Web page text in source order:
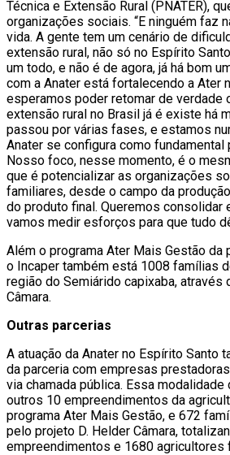
Técnica e Extensão Rural (PNATER),
organizações sociais. “E ninguém faz
vida. A gente tem um cenário de
extensão rural, não só no Espírito
um todo, e não é de agora, já há bom
com a Anater está fortalecendo a Ater
esperamos poder retomar de verdade
extensão rural no Brasil já é existe há
passou por várias fases, e estamos
Anater se configura como fundamental
Nosso foco, nesse momento, é o
que é potencializar as organizações
familiares, desde o campo da
do produto final. Queremos consolidar
vamos medir esforços para que tudo
Além o programa Ater Mais Gestão da
o Incaper também está 1008 famílias
região do Semiárido capixaba, através
Câmara.
Outras parcerias
A atuação da Anater no Espírito Santo
da parceria com empresas
via chamada pública. Essa
outros 10 empreendimentos da
programa Ater Mais Gestão, e 672
pelo projeto D. Helder Câmara,
empreendimentos e 1680